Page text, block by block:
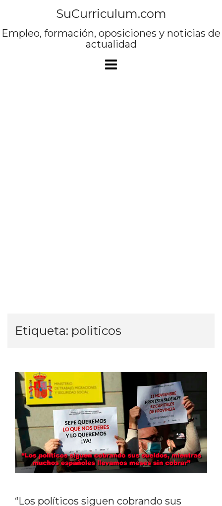
contenido
SuCurriculum.com
Empleo, formación, oposiciones y noticias de
actualidad
Etiqueta: politicos
“Los políticos siguen cobrando sus